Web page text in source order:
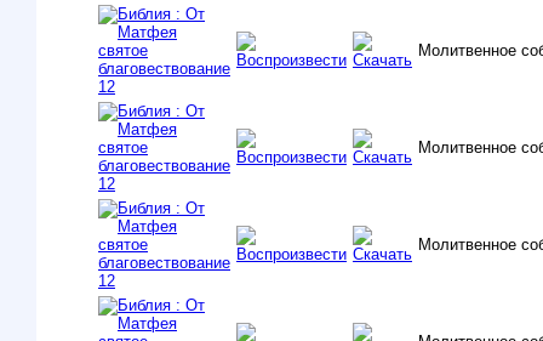
Молитвенное
Молитвенное
Молитвенное